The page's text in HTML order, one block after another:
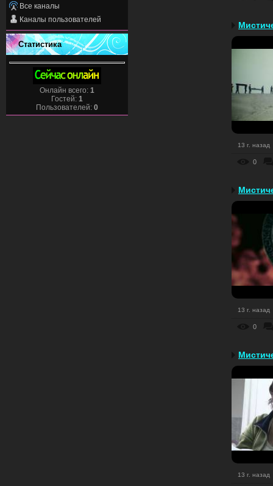
Все каналы
Каналы пользователей
Статистика
Онлайн всего: 1
Гостей: 1
Пользователей: 0
13 г. назад
0
13 г. назад
0
13 г. назад